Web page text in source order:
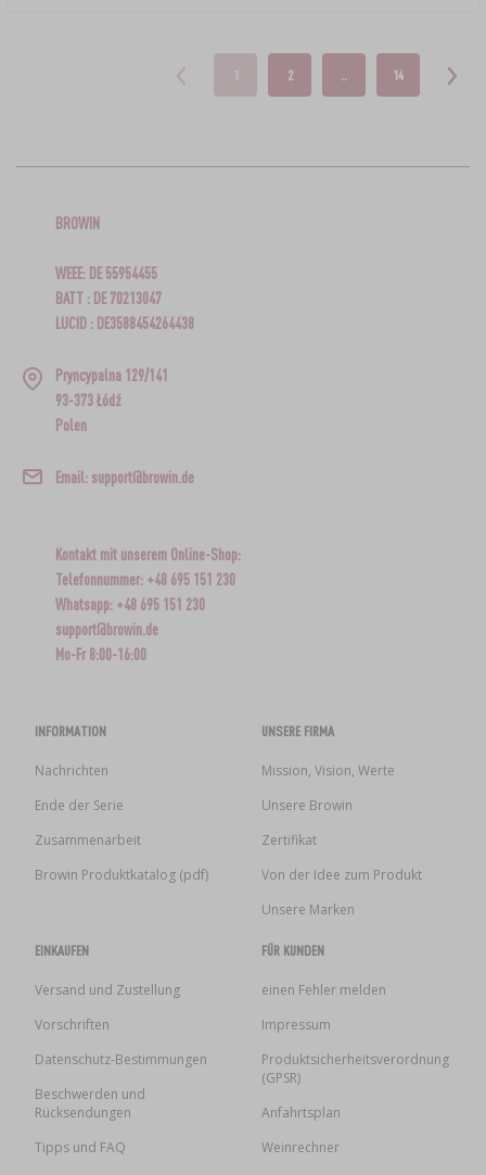
1 2 .. 14
BROWIN
WEEE: DE 55954455
BATT : DE 70213047
LUCID : DE3588454264438
Pryncypalna 129/141
93-373 Łódź
Polen
Email: support@browin.de
Kontakt mit unserem Online-Shop:
Telefonnummer: +48 695 151 230
Whatsapp: +48 695 151 230
support@browin.de
Mo-Fr 8:00-16:00
INFORMATION
Nachrichten
Ende der Serie
Zusammenarbeit
Browin Produktkatalog (pdf)
UNSERE FIRMA
Mission, Vision, Werte
Unsere Browin
Zertifikat
Von der Idee zum Produkt
Unsere Marken
EINKAUFEN
Versand und Zustellung
Vorschriften
Datenschutz-Bestimmungen
Beschwerden und
Rücksendungen
Tipps und FAQ
FÜR KUNDEN
einen Fehler melden
Impressum
Produktsicherheitsverordnung
(GPSR)
Anfahrtsplan
Weinrechner